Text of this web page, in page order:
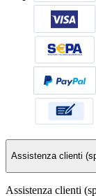
Assistenza clienti
Assistenza clienti